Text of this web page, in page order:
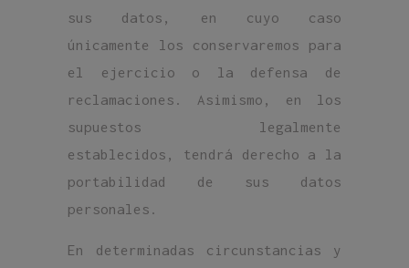
sus datos, en cuyo caso
únicamente los conservaremos para
el ejercicio o la defensa de
reclamaciones. Asimismo, en los
supuestos legalmente
establecidos, tendrá derecho a la
portabilidad de sus datos
personales.
En determinadas circunstancias y